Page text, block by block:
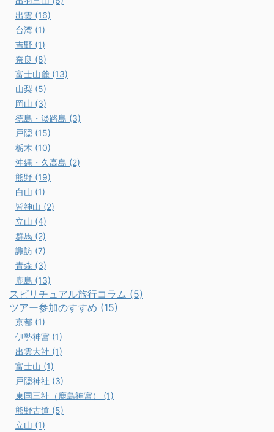
出雲 (16)
台湾 (1)
吉野 (1)
奈良 (8)
富士山麓 (13)
山梨 (5)
岡山 (3)
徳島・淡路島 (3)
戸隠 (15)
栃木 (10)
沖縄・久高島 (2)
熊野 (19)
白山 (1)
皆神山 (2)
立山 (4)
群馬 (2)
諏訪 (7)
青森 (3)
鹿島 (13)
スピリチュアル旅行コラム (5)
ツアー参加のすすめ (15)
京都 (1)
伊勢神宮 (1)
出雲大社 (1)
富士山 (1)
戸隠神社 (3)
東国三社（鹿島神宮） (1)
熊野古道 (5)
立山 (1)